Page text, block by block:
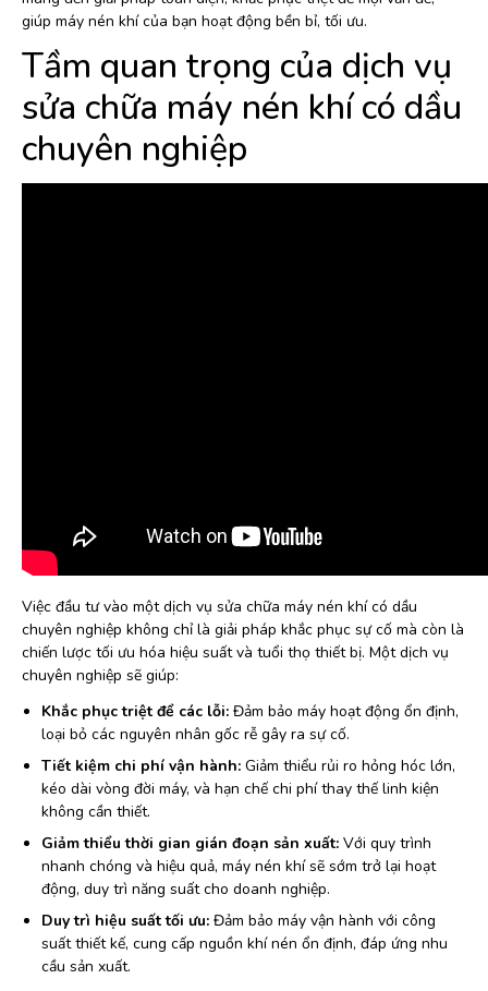
giúp máy nén khí của bạn hoạt động bền bỉ, tối ưu.
Tầm quan trọng của dịch vụ
sửa chữa máy nén khí có dầu
chuyên nghiệp
Việc đầu tư vào một dịch vụ sửa chữa máy nén khí có dầu
chuyên nghiệp không chỉ là giải pháp khắc phục sự cố mà còn là
chiến lược tối ưu hóa hiệu suất và tuổi thọ thiết bị. Một dịch vụ
chuyên nghiệp sẽ giúp:
Khắc phục triệt để các lỗi: Đảm bảo máy hoạt động ổn định,
loại bỏ các nguyên nhân gốc rễ gây ra sự cố.
Tiết kiệm chi phí vận hành: Giảm thiểu rủi ro hỏng hóc lớn,
kéo dài vòng đời máy, và hạn chế chi phí thay thế linh kiện
không cần thiết.
Giảm thiểu thời gian gián đoạn sản xuất: Với quy trình
nhanh chóng và hiệu quả, máy nén khí sẽ sớm trở lại hoạt
động, duy trì năng suất cho doanh nghiệp.
Duy trì hiệu suất tối ưu: Đảm bảo máy vận hành với công
suất thiết kế, cung cấp nguồn khí nén ổn định, đáp ứng nhu
cầu sản xuất.